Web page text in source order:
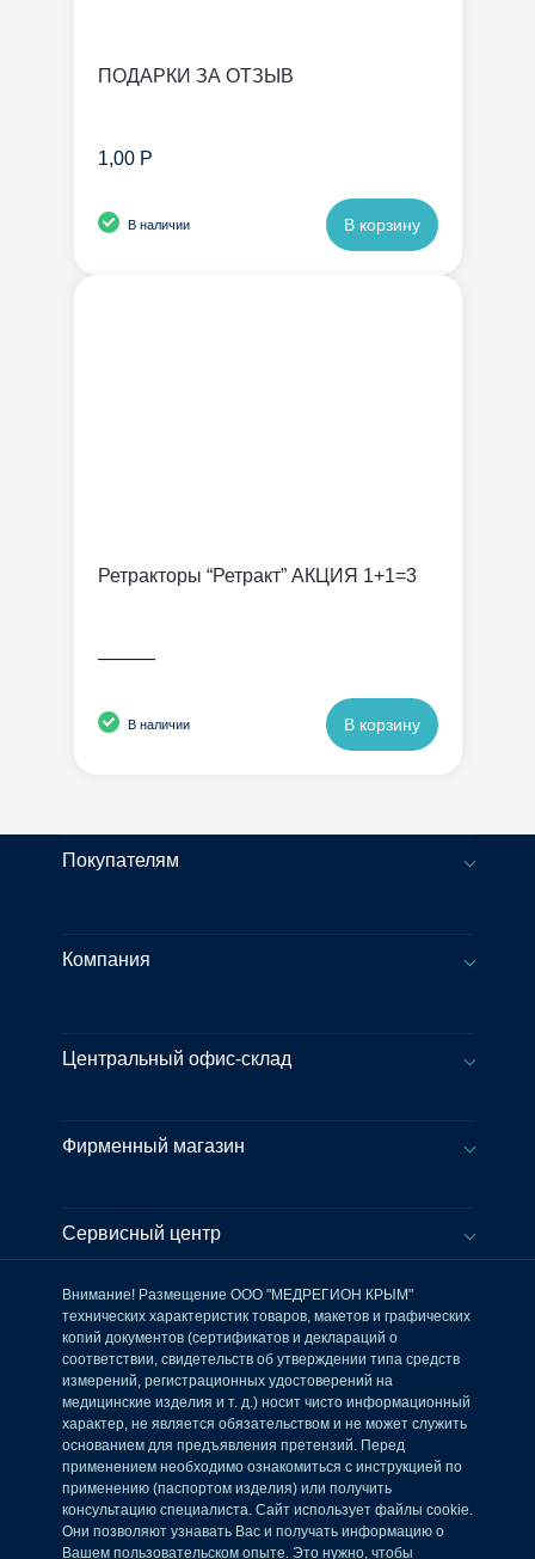
ПОДАРКИ ЗА ОТЗЫВ
1,00 Р
В наличии В корзину
Ретракторы “Ретракт” АКЦИЯ 1+1=3
———
В наличии В корзину
Покупателям
Компания
Центральный офис-склад
Фирменный магазин
Сервисный центр
Внимание! Размещение ООО "МЕДРЕГИОН КРЫМ"
технических характеристик товаров, макетов и графических
копий документов (сертификатов и деклараций о
соответствии, свидетельств об утверждении типа средств
измерений, регистрационных удостоверений на
медицинские изделия и т. д.) носит чисто информационный
характер, не является обязательством и не может служить
основанием для предъявления претензий. Перед
применением необходимо ознакомиться с инструкцией по
применению (паспортом изделия) или получить
консультацию специалиста. Сайт использует файлы cookie.
Они позволяют узнавать Вас и получать информацию о
Вашем пользовательском опыте. Это нужно, чтобы